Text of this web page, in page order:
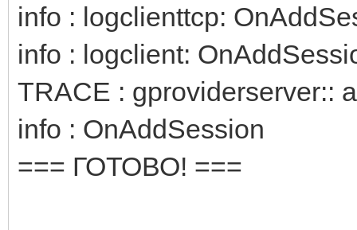
info : logclienttcp:
info : logclient:
TRACE : gproviderserver::
info : OnAddSession
=== ГОТОВО! ===